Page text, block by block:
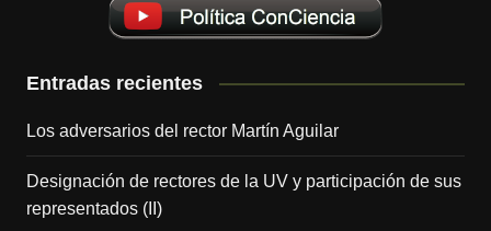
Entradas recientes
Los adversarios del rector Martín Aguilar
Designación de rectores de la UV y participación de sus
representados (II)